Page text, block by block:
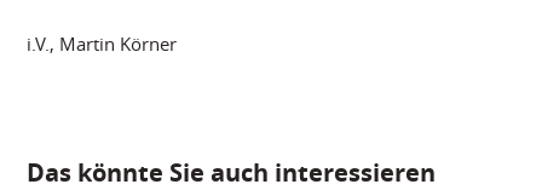
i.V., Martin Körner
Das könnte Sie auch interessieren